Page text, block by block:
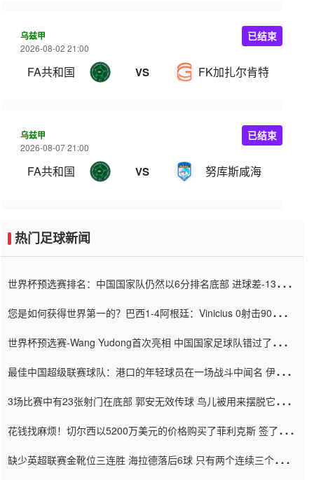
乌兹甲
2026-08-02 21:00
FA共和国 VS FK加扎尔肯特
已结束
乌兹甲
2026-08-07 21:00
FA共和国 VS 努库斯咸海
已结束
热门足球新闻
世界杯预选赛排名：中国国家队仍然以6分排名底部 进球差-13令人
您是如何获得世界第一的？巴西1-4阿根廷：Vinicius 0射击90分钟
世界杯预选赛-Wang Yudong首次亮相 中国国家足球队错过了世界
最佳中国超级联赛球队：港口的年轻球员在一场战斗中闻名 伊万放
3场比赛中有23张射门在底部 郭安无效传球 鸟儿被用来摆脱它
花钱找麻烦！切尔西以5200万美元的价格购买了菲利克斯 签了7年
缺少英超联赛金靴位三连胜 海拉德落后6球 只有两个连续三个连续